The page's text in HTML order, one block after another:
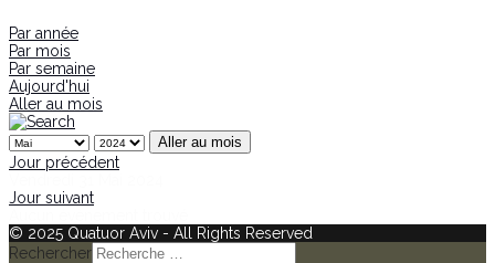
Par année
Par mois
Par semaine
Aujourd'hui
Aller au mois
Aller au mois
Jour précédent
Jour suivant
© 2025 Quatuor Aviv - All Rights Reserved
Rechercher